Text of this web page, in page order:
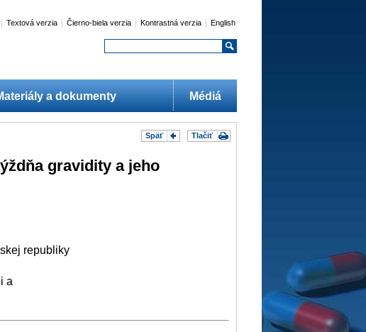
Textová verzia Čierno-biela verzia Kontrastná verzia English
a dokumenty Médiá
Tlačiť
Späť
gravidity a jeho
republiky
a